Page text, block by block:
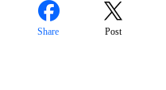
Share Post